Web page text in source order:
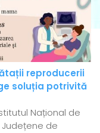
reproducerii
soluția potrivită
Național de
Județene de